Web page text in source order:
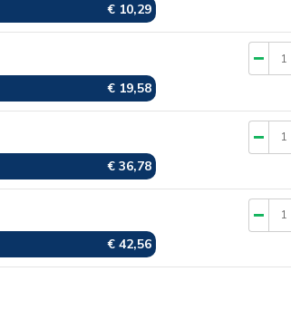
€ 10,29
€ 19,58
€ 36,78
€ 42,56